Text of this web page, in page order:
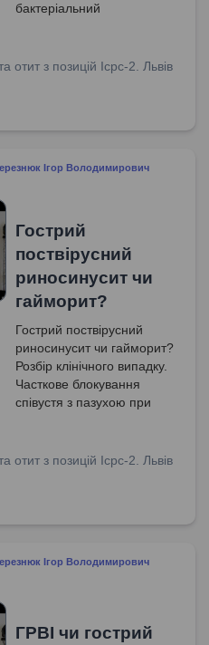
бактеріальний
риносинуситі. Симптоми
риносинуситу.
бактеріального середнього
отит з позицій Icpc-2. Львів
Ігор Володимирович
Гострий
поствірусний
риносинусит чи
гайморит?
Гострий поствірусний
риносинусит чи гайморит?
Розбір клінічного випадку.
Часткове блокування
співустя з пазухою при
та ознаки гострого
середнього отиту.
отит з позицій Icpc-2. Львів
Ігор Володимирович
ГРВІ чи гострий